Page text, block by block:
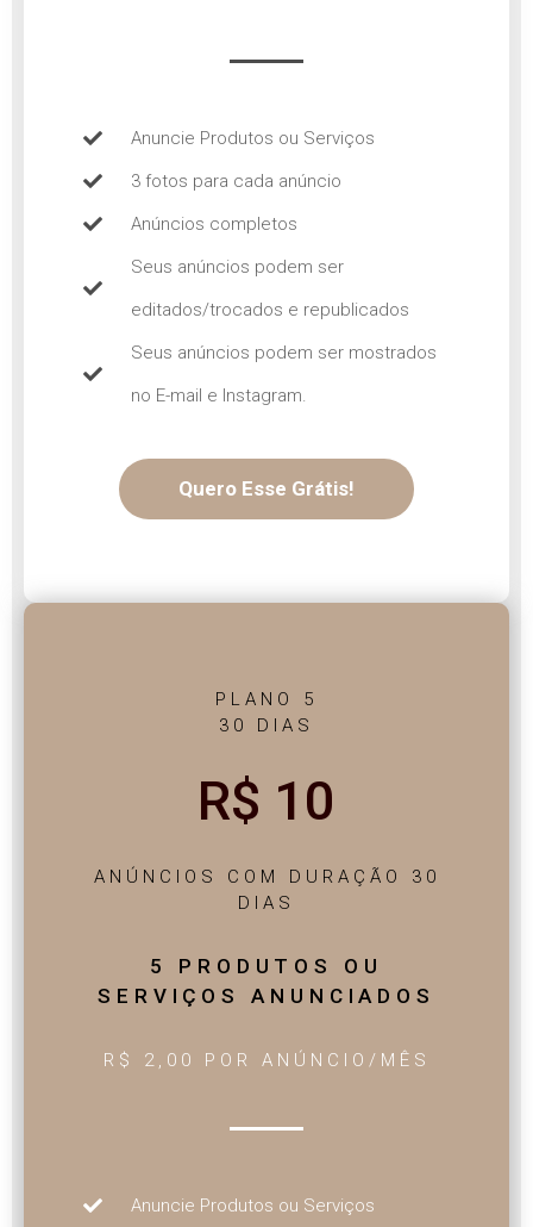
Anuncie Produtos ou Serviços
3 fotos para cada anúncio
Anúncios completos
Seus anúncios podem ser
editados/trocados e republicados
Seus anúncios podem ser mostrados
no E-mail e Instagram.
Quero Esse Grátis!
PLANO 5
30 DIAS
R$ 10
ANÚNCIOS COM DURAÇÃO 30
DIAS
5 PRODUTOS OU
SERVIÇOS ANUNCIADOS
R$ 2,00 POR ANÚNCIO/MÊS
Anuncie Produtos ou Serviços